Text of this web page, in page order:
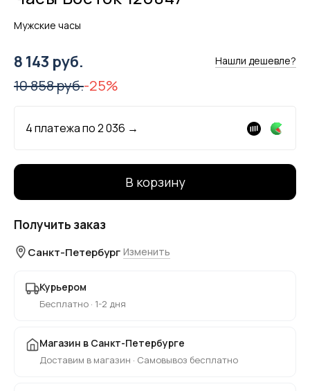
Мужские часы
8 143 руб. Нашли дешевле?
10 858 руб.-25%
4 платежа по2 036 →
В корзину
Получить заказ
Санкт-Петербург Изменить
Курьером
Бесплатно · 1-2 дня
Магазин в Санкт-Петербурге
Доставим в магазин · Самовывоз бесплатно